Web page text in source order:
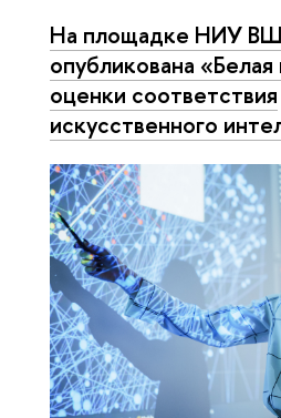
На площадке НИУ
опубликована «Белая
оценки соответствия
искусственного